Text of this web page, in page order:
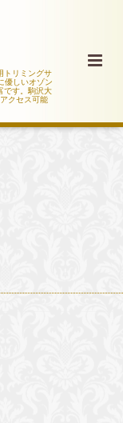
トリミングサ
優しいオゾン
です。駒沢大
クセス可能